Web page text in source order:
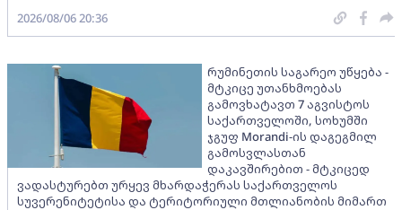
2026/08/06 20:36
რუმინეთის საგარეო უწყება -
მტკიცე უთანხმოებას
გამოვხატავთ 7 აგვისტოს
საქართველოში, სოხუმში
ჯგუფ Morandi-ის დაგეგმილ
გამოსვლასთან
დაკავშირებით - მტკიცედ
ვადასტურებთ ურყევ მხარდაჭერას საქართველოს
სუვერენიტეტისა და ტერიტორიული მთლიანობის მიმართ